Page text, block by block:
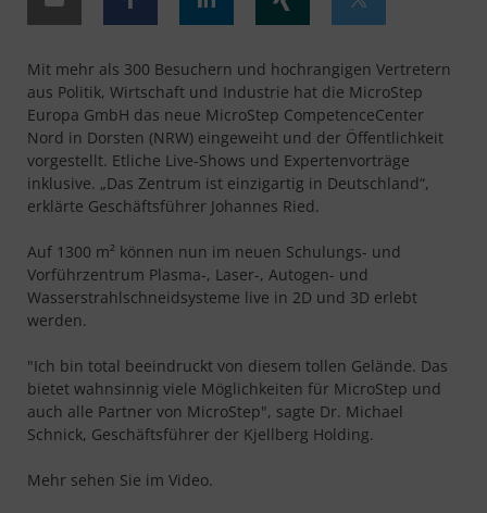
Mit mehr als 300 Besuchern und hochrangigen Vertretern
aus Politik, Wirtschaft und Industrie hat die MicroStep
Europa GmbH das neue MicroStep CompetenceCenter
Nord in Dorsten (NRW) eingeweiht und der Öffentlichkeit
vorgestellt. Etliche Live-Shows und Expertenvorträge
inklusive. „Das Zentrum ist einzigartig in Deutschland“,
erklärte Geschäftsführer Johannes Ried.
Auf 1300 m² können nun im neuen Schulungs- und
Vorführzentrum Plasma-, Laser-, Autogen- und
Wasserstrahlschneidsysteme live in 2D und 3D erlebt
werden.
"Ich bin total beeindruckt von diesem tollen Gelände. Das
bietet wahnsinnig viele Möglichkeiten für MicroStep und
auch alle Partner von MicroStep", sagte Dr. Michael
Schnick, Geschäftsführer der Kjellberg Holding.
Mehr sehen Sie im Video.